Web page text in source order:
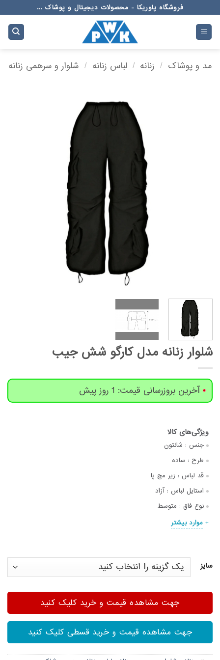
to
content
فروشگاه پاوریکا - محصولات دیجیتال و پوشاک ...
مد و پوشاک / زنانه / لباس زنانه / شلوار و سرهمی زنانه
شلوار زنانه مدل کارگو شش جیب
آخرین بروزرسانی قیمت: 1 روز پیش
جنس : شانتون
طرح : ساده
قد لباس : زیر مچ پا
استایل لباس : آزاد
نوع فاق : متوسط
موارد بیشتر
سایز
جهت مشاهده قیمت و خرید کلیک کنید
جهت مشاهده قیمت و خرید قسطی کلیک کنید